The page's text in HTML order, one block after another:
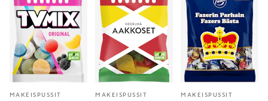
MAKEISPUSSIT MAKEISPUSSIT MAKEISPUSSIT